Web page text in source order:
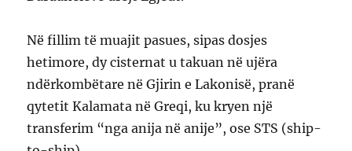
Në fillim të muajit pasues, sipas dosjes
hetimore, dy cisternat u takuan në ujëra
ndërkombëtare në Gjirin e Lakonisë, pranë
qytetit Kalamata në Greqi, ku kryen një
transferim “nga anija në anije”, ose STS (ship-